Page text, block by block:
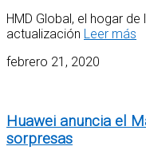
HMD Global, el hogar
actualización Leer más
febrero 21, 2020
Huawei anuncia el
sorpresas